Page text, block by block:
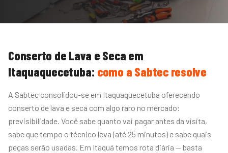
Conserto de Lava e Seca em
Itaquaquecetuba: como a Sabtec resolve
A Sabtec consolidou-se em Itaquaquecetuba oferecendo
conserto de lava e seca com algo raro no mercado:
previsibilidade. Você sabe quanto vai pagar antes da visita,
sabe que tempo o técnico leva (até 25 minutos) e sabe quais
peças serão usadas. Em Itaquá temos rota diária — basta